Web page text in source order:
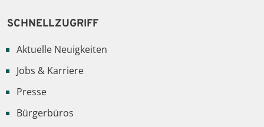
SCHNELLZUGRIFF
Aktuelle Neuigkeiten
Jobs & Karriere
Presse
Bürgerbüros